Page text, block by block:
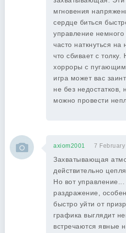
мгновения
сердце биться
управление
часто наткнуться на
что сбивает с
хорроры с
игра может вас
не без недостатков,
можно провести
axiom2001 7
Захватывающая
действительно
Но вот
раздражение,
быстро уйти от
графика выглядит
встречаются явные